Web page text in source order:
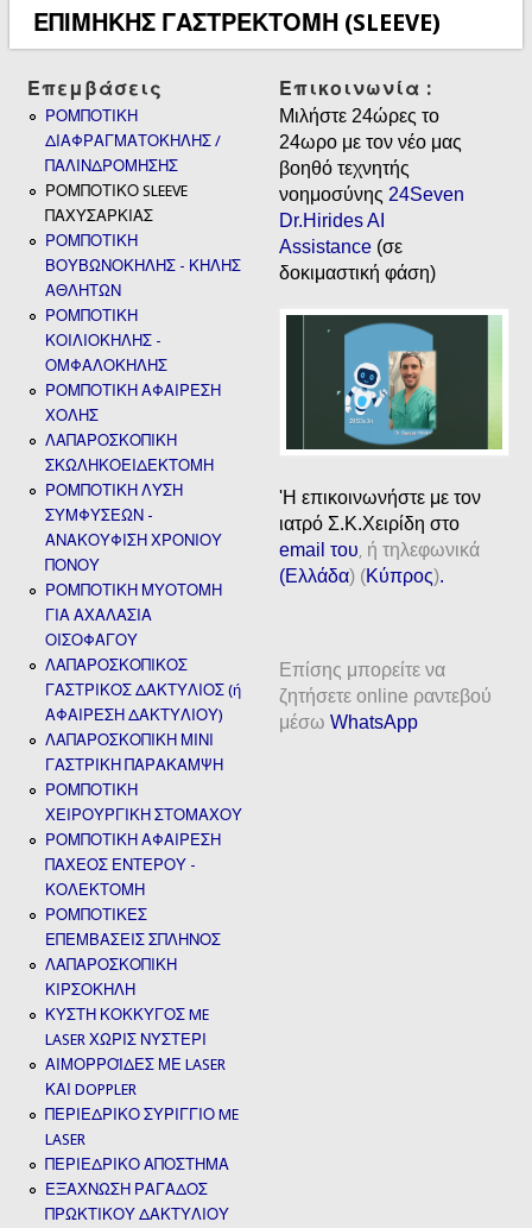
ΕΠΙΜΗΚΗΣ ΓΑΣΤΡΕΚΤΟΜΗ (SLEEVE)
Επεμβάσεις
ΡΟΜΠΟΤΙΚΗ
ΔΙΑΦΡΑΓΜΑΤΟΚΗΛΗΣ /
ΠΑΛΙΝΔΡΟΜΗΣΗΣ
ΡΟΜΠΟΤΙΚΟ SLEEVE
ΠΑΧΥΣΑΡΚΙΑΣ
ΡΟΜΠΟΤΙΚΗ
ΒΟΥΒΩΝΟΚΗΛΗΣ - ΚΗΛΗΣ
ΑΘΛΗΤΩΝ
ΡΟΜΠΟΤΙΚΗ
ΚΟΙΛΙΟΚΗΛΗΣ -
ΟΜΦΑΛΟΚΗΛΗΣ
ΡΟΜΠΟΤΙΚΗ ΑΦΑΙΡΕΣΗ
ΧΟΛΗΣ
ΛΑΠΑΡΟΣΚΟΠΙΚΗ
ΣΚΩΛΗΚΟΕΙΔΕΚΤΟΜΗ
ΡΟΜΠΟΤΙΚΗ ΛΥΣΗ
ΣΥΜΦΥΣΕΩΝ -
ΑΝΑΚΟΥΦΙΣΗ ΧΡΟΝΙΟΥ
ΠΟΝΟΥ
ΡΟΜΠΟΤΙΚΗ ΜΥΟΤΟΜΗ
ΓΙΑ ΑΧΑΛΑΣΙΑ
ΟΙΣΟΦΑΓΟΥ
ΛΑΠΑΡΟΣΚΟΠΙΚΟΣ
ΓΑΣΤΡΙΚΟΣ ΔΑΚΤΥΛΙΟΣ (ή
ΑΦΑΙΡΕΣΗ ΔΑΚΤΥΛΙΟΥ)
ΛΑΠΑΡΟΣΚΟΠΙΚΗ ΜΙΝΙ
ΓΑΣΤΡΙΚΗ ΠΑΡΑΚΑΜΨΗ
ΡΟΜΠΟΤΙΚΗ
ΧΕΙΡΟΥΡΓΙΚΗ ΣΤΟΜΑΧΟΥ
ΡΟΜΠΟΤΙΚΗ ΑΦΑΙΡΕΣΗ
ΠΑΧΕΟΣ ΕΝΤΕΡΟΥ -
ΚΟΛΕΚΤΟΜΗ
ΡΟΜΠΟΤΙΚΕΣ
ΕΠΕΜΒΑΣΕΙΣ ΣΠΛΗΝΟΣ
ΛΑΠΑΡΟΣΚΟΠΙΚΗ
ΚΙΡΣΟΚΗΛΗ
ΚΥΣΤΗ ΚΟΚΚΥΓΟΣ ME
LASER ΧΩΡΙΣ ΝΥΣΤΕΡΙ
ΑΙΜΟΡΡΟΪΔΕΣ ΜΕ LASER
ΚΑΙ DOPPLER
ΠΕΡΙΕΔΡΙΚΟ ΣΥΡΙΓΓΙΟ ME
LASER
ΠΕΡΙΕΔΡΙΚΟ ΑΠΟΣΤΗΜΑ
ΕΞΑΧΝΩΣΗ ΡΑΓΑΔΟΣ
ΠΡΩΚΤΙΚΟΥ ΔΑΚΤΥΛΙΟΥ
Επικοινωνία :
Μιλήστε 24ώρες το
24ωρο με τον νέο μας
βοηθό τεχνητής
νοημοσύνης 24Seven
Dr.Hirides AI
Assistance (σε
δοκιμαστική φάση)
'H επικοινωνήστε με τον
ιατρό Σ.Κ.Χειρίδη στο
email του, ή τηλεφωνικά
(Ελλάδα) (Κύπρος).
Επίσης μπορείτε να
ζητήσετε online ραντεβού
μέσωWhatsApp